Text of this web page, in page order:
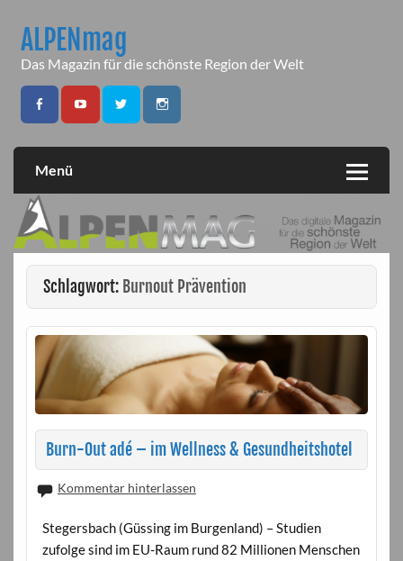
contentALPENmag
Das Magazin für die schönste Region der Welt
Menü
Schlagwort: Burnout Prävention
Burn-Out adé – im Wellness & Gesundheitshotel
Kommentar hinterlassen
Stegersbach (Güssing im Burgenland) – Studien
zufolge sind im EU-Raum rund 82 Millionen Menschen